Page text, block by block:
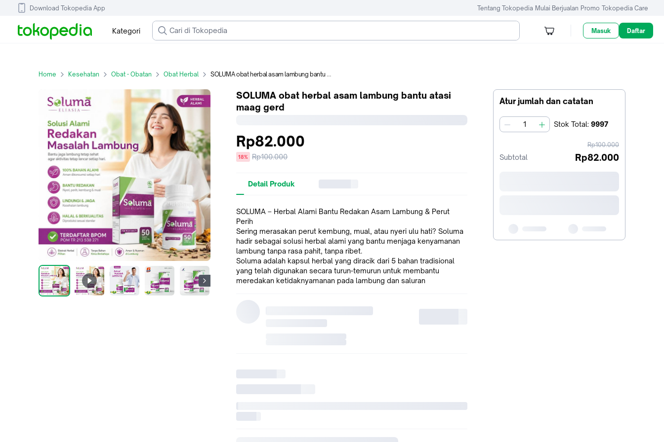
Download Tokopedia App Tentang Tokopedia Mulai Berjualan Promo Tokopedia Care
Kategori Masuk Daftar
Home Kesehatan Obat - Obatan Obat Herbal SOLUMA obat herbal asam lambung bantu atasi maag gerd
Atur jumlah dan catatan
jumlah Stok Total: 9997
harga
sebelum
Rp100.000
Subtotal Rp82.000
SOLUMA obat herbal asam lambung bantu atasi
maag gerd
Rp82.000
diskon
18%
Harga
Rp100.000
Detail Produk
SOLUMA – Herbal Alami Bantu Redakan Asam Lambung & Perut
Perih
Sering merasakan perut kembung, mual, atau nyeri ulu hati? Soluma
hadir sebagai solusi herbal alami yang bantu menjaga kenyamanan
lambung tanpa rasa pahit, tanpa ribet.
Soluma adalah kapsul herbal yang diracik dari 5 bahan tradisional
yang telah digunakan secara turun-temurun untuk membantu
meredakan ketidaknyamanan pada lambung dan saluran
Halal MUI 103410000253160522
Komposisi Herbal Pilihan:
dan meredakan rasa penuh di perut.
Curcuma longa (Kunyit) – dikenal sebagai rempah antioksidan yang
Cinnamomum burmanii (Kayu Manis) – secara tradisional membantu